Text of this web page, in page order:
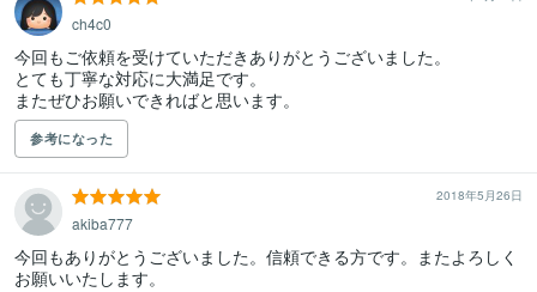
ch4c0
今回もご依頼を受けていただきありがとうございました。
とても丁寧な対応に大満足です。
またぜひお願いできればと思います。
参考になった
2018年5月26日
akiba777
今回もありがとうございました。信頼できる方です。またよろしく
お願いいたします。